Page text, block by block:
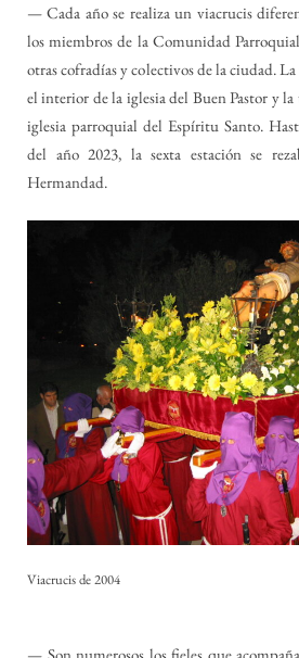
— Cada año se realiza un viacrucis
los miembros de la Comunidad
otras cofradías y colectivos de la ciudad.
el interior de la iglesia del Buen Pastor y
iglesia parroquial del Espíritu Santo.
del año 2023, la sexta estación se
Hermandad.
Viacrucis de 2004